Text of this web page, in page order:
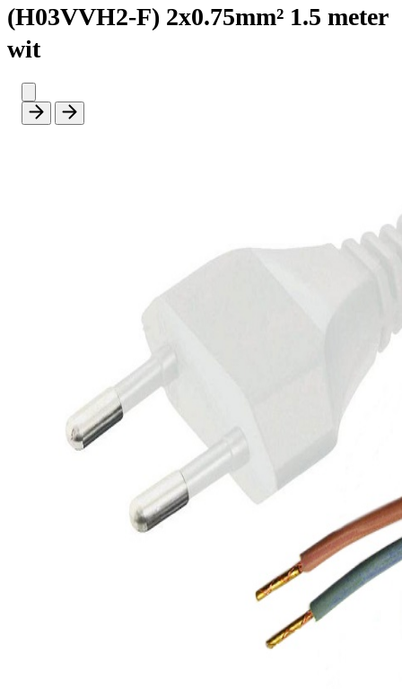
(H03VVH2-F) 2x0.75mm² 1.5 meter
wit